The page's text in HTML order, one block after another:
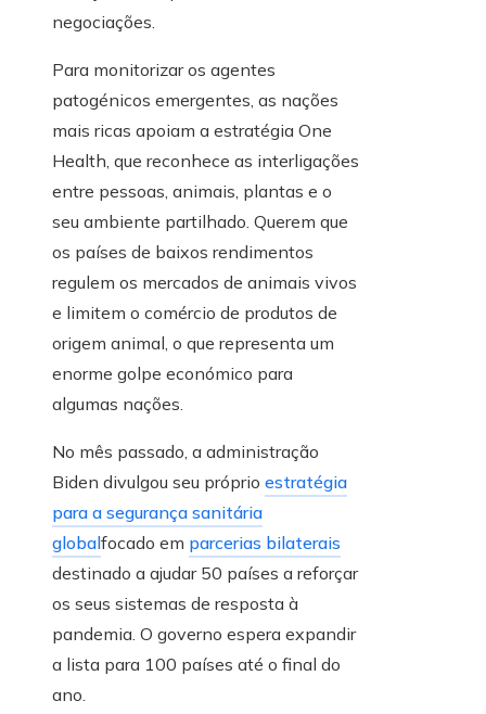
negociações.
Para monitorizar os agentes
patogénicos emergentes, as nações
mais ricas apoiam a estratégia One
Health, que reconhece as interligações
entre pessoas, animais, plantas e o
seu ambiente partilhado. Querem que
os países de baixos rendimentos
regulem os mercados de animais vivos
e limitem o comércio de produtos de
origem animal, o que representa um
enorme golpe económico para
algumas nações.
No mês passado, a administração
Biden divulgou seu próprio estratégia
para a segurança sanitária
globalfocado em parcerias bilaterais
destinado a ajudar 50 países a reforçar
os seus sistemas de resposta à
pandemia. O governo espera expandir
a lista para 100 países até o final do
ano.